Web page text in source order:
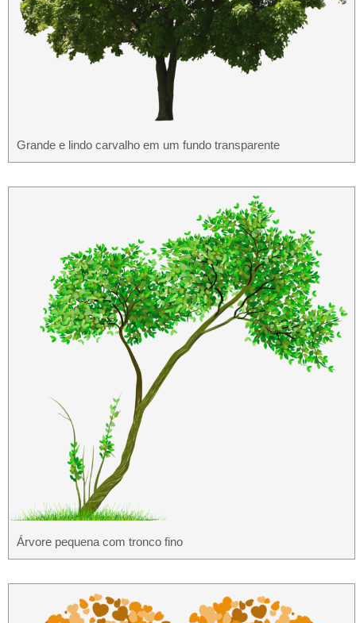
Grande e lindo carvalho em um fundo transparente
Árvore pequena com tronco fino